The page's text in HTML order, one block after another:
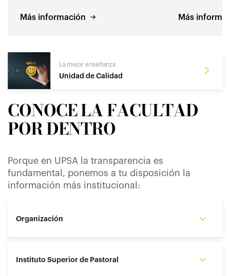
Más información Más
La mejor enseñanza
Unidad de Calidad
CONOCE LA FACULTAD
POR DENTRO
Porque en UPSA la transparencia es
fundamental, ponemos a tu disposición la
información más institucional:
Organización
Instituto Superior de Pastoral